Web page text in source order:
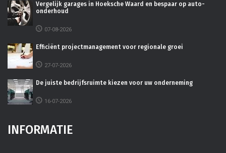
Vergelijk garages in Hoeksche Waard en bespaar op auto-
onderhoud
07-08-2026
Efficiënt projectmanagement voor regionale groei
27-07-2026
De juiste bedrijfsruimte kiezen voor uw onderneming
16-07-2026
INFORMATIE